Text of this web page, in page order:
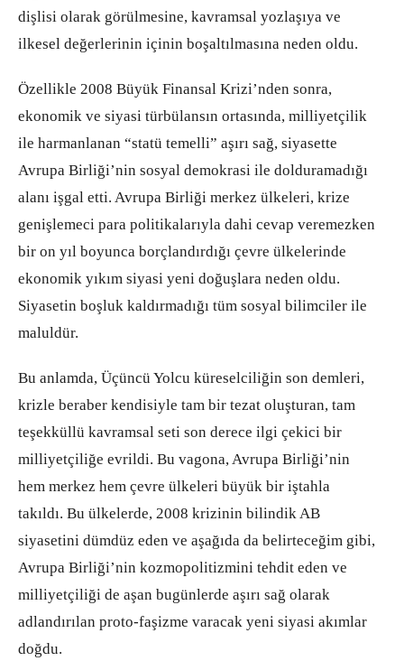
dişlisi olarak görülmesine, kavramsal yozlaşıya ve
ilkesel değerlerinin içinin boşaltılmasına neden oldu.
Özellikle 2008 Büyük Finansal Krizi’nden sonra,
ekonomik ve siyasi türbülansın ortasında, milliyetçilik
ile harmanlanan “statü temelli” aşırı sağ, siyasette
Avrupa Birliği’nin sosyal demokrasi ile dolduramadığı
alanı işgal etti. Avrupa Birliği merkez ülkeleri, krize
genişlemeci para politikalarıyla dahi cevap veremezken
bir on yıl boyunca borçlandırdığı çevre ülkelerinde
ekonomik yıkım siyasi yeni doğuşlara neden oldu.
Siyasetin boşluk kaldırmadığı tüm sosyal bilimciler ile
maluldür.
Bu anlamda, Üçüncü Yolcu küreselciliğin son demleri,
krizle beraber kendisiyle tam bir tezat oluşturan, tam
teşekküllü kavramsal seti son derece ilgi çekici bir
milliyetçiliğe evrildi. Bu vagona, Avrupa Birliği’nin
hem merkez hem çevre ülkeleri büyük bir iştahla
takıldı. Bu ülkelerde, 2008 krizinin bilindik AB
siyasetini dümdüz eden ve aşağıda da belirteceğim gibi,
Avrupa Birliği’nin kozmopolitizmini tehdit eden ve
milliyetçiliği de aşan bugünlerde aşırı sağ olarak
adlandırılan proto-faşizme varacak yeni siyasi akımlar
doğdu.